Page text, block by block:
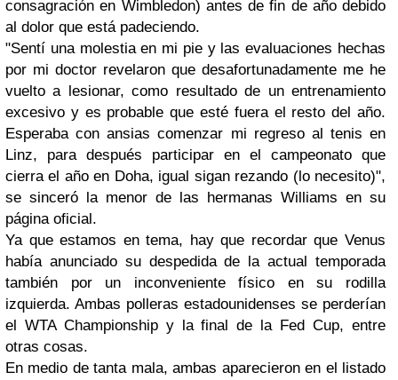
consagración en Wimbledon) antes de fin de año debido
al dolor que está padeciendo.
"Sentí una molestia en mi pie y las evaluaciones hechas
por mi doctor revelaron que desafortunadamente me he
vuelto a lesionar, como resultado de un entrenamiento
excesivo y es probable que esté fuera el resto del año.
Esperaba con ansias comenzar mi regreso al tenis en
Linz, para después participar en el campeonato que
cierra el año en Doha, igual sigan rezando (lo necesito)",
se sinceró la menor de las hermanas Williams en su
página oficial.
Ya que estamos en tema, hay que recordar que Venus
había anunciado su despedida de la actual temporada
también por un inconveniente físico en su rodilla
izquierda. Ambas polleras estadounidenses se perderían
el WTA Championship y la final de la Fed Cup, entre
otras cosas.
En medio de tanta mala, ambas aparecieron en el listado